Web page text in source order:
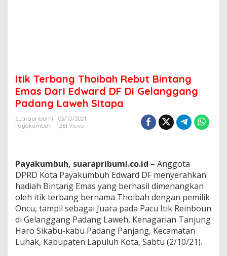
n
g
E
i
E
d
w
a
r
d
D
F
D
Itik Terbang Thoibah Rebut Bintang
Emas Dari Edward DF Di Gelanggang
Padang Laweh Sitapa
Suarapribumi
03/10/2021
Payakumbuh
1,361 Views
Payakumbuh, suarapribumi.co.id – Anggota
DPRD Kota Payakumbuh Edward DF menyerahkan
hadiah Bintang Emas yang berhasil dimenangkan
oleh itik terbang bernama Thoibah dengan pemilik
Oncu, tampil sebagai Juara pada Pacu Itik Reinboun
di Gelanggang Padang Laweh, Kenagarian Tanjung
Haro Sikabu-kabu Padang Panjang, Kecamatan
Luhak, Kabupaten Lapuluh Kota, Sabtu (2/10/21).